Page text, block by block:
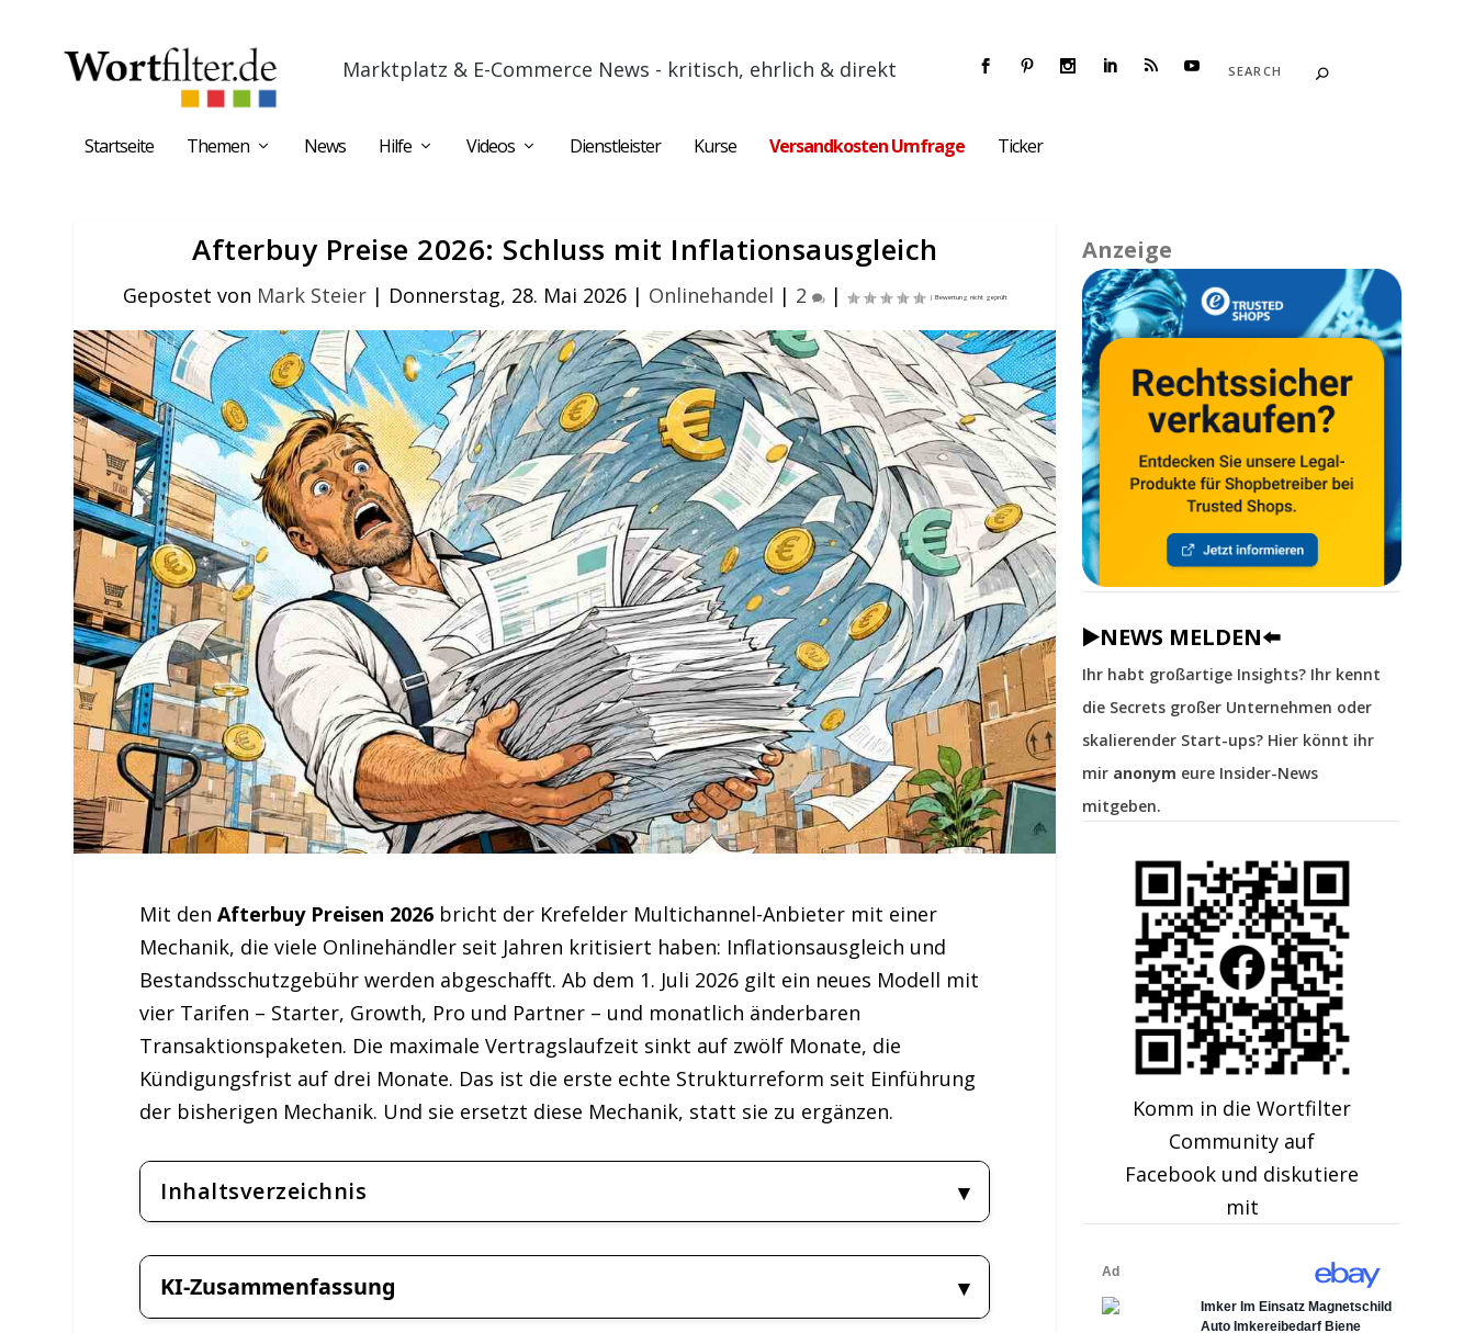
Marktplatz & E-Commerce News - kritisch, ehrlich & direkt
Startseite Themen News Hilfe Videos Dienstleister Kurse Versandkosten Umfrage Ticker
Afterbuy Preise 2026: Schluss mit Inflationsausgleich
Gepostet von Mark Steier| Donnerstag, 28. Mai 2026| Onlinehandel | 2 |
Mit denAfterbuy Preisen 2026 bricht der Krefelder Multichannel-Anbieter mit einer
Mechanik, die viele Onlinehändler seit Jahren kritisiert haben: Inflationsausgleich und
Bestandsschutzgebühr werden abgeschafft. Ab dem 1. Juli 2026 gilt ein neues Modell mit
vier Tarifen – Starter, Growth, Pro und Partner – und monatlich änderbaren
Transaktionspaketen. Die maximale Vertragslaufzeit sinkt auf zwölf Monate, die
Kündigungsfrist auf drei Monate. Das ist die erste echte Strukturreform seit Einführung
der bisherigen Mechanik. Und sie ersetzt diese Mechanik, statt sie zu ergänzen.
Inhaltsverzeichnis
KI-Zusammenfassung
Anzeige
▶️NEWS MELDEN⬅️
Ihr habt großartige Insights? Ihr kennt
die Secrets großer Unternehmen oder
skalierender Start-ups? Hier könnt ihr
mir anonym eure Insider-News
mitgeben.
Komm in die Wortfilter
Community auf
Facebook und diskutiere
mit